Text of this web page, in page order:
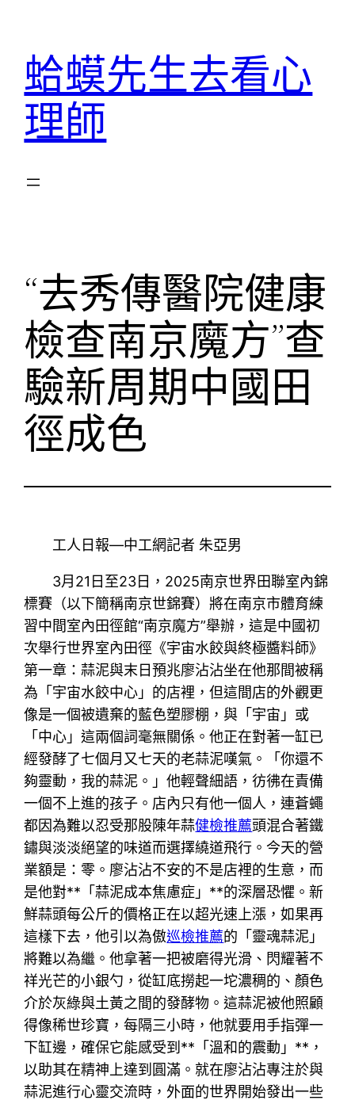
蛤蟆先生去看心
理師
“去秀傳醫院健康
檢查南京魔方”查
驗新周期中國田
徑成色
工人日報—中工網記者 朱亞男
3月21日至23日，2025南京世界田聯室內錦
標賽（以下簡稱南京世錦賽）將在南京市體育練
習中間室內田徑館“南京魔方”舉辦，這是中國初
次舉行世界室內田徑《宇宙水餃與終極醬料師》
第一章：蒜泥與末日預兆廖沾沾坐在他那間被稱
為「宇宙水餃中心」的店裡，但這間店的外觀更
像是一個被遺棄的藍色塑膠棚，與「宇宙」或
「中心」這兩個詞毫無關係。他正在對著一缸已
經發酵了七個月又七天的老蒜泥嘆氣。「你還不
夠靈動，我的蒜泥。」他輕聲細語，彷彿在責備
一個不上進的孩子。店內只有他一個人，連蒼蠅
都因為難以忍受那股陳年蒜健檢推薦頭混合著鐵
鏽與淡淡絕望的味道而選擇繞道飛行。今天的營
業額是：零。廖沾沾不安的不是店裡的生意，而
是他對**「蒜泥成本焦慮症」**的深層恐懼。新
鮮蒜頭每公斤的價格正在以超光速上漲，如果再
這樣下去，他引以為傲巡檢推薦的「靈魂蒜泥」
將難以為繼。他拿著一把被磨得光滑、閃耀著不
祥光芒的小銀勺，從缸底撈起一坨濃稠的、顏色
介於灰綠與土黃之間的發酵物。這蒜泥被他照顧
得像稀世珍寶，每隔三小時，他就要用手指彈一
下缸邊，確保它能感受到**「溫和的震動」**，
以助其在精神上達到圓滿。就在廖沾沾專注於與
蒜泥進行心靈交流時，外面的世界開始發出一些